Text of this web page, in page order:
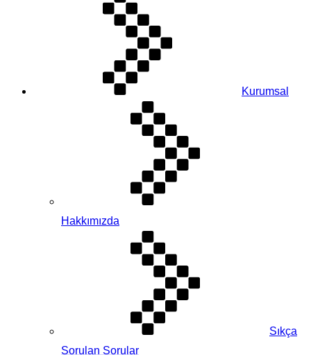
Kurumsal
Hakkımızda
Sıkça
Sorulan Sorular